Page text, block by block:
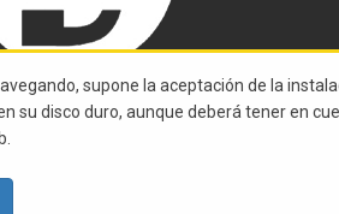
supone la aceptación de la
su disco duro, aunque deberá tener en